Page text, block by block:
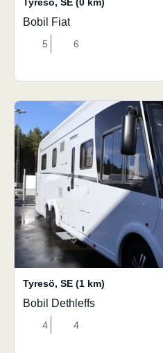
Bobil Fiat
5 6
Tyresö, SE (1 km)
Bobil Dethleffs
4 4